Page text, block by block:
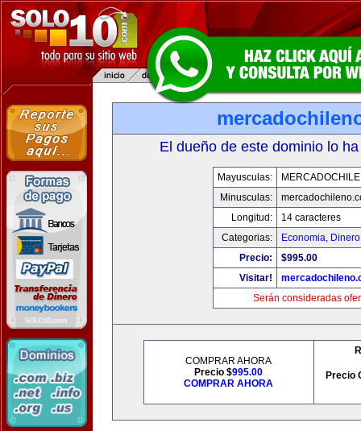
El dueño de este dominio lo
Mayusculas:
Minusculas:
Longitud:
14 caracteres
Categorias:
Economia,
Precio:
$995.00
Visitar!
Serán consideradas
COMPRAR AHORA
Precio $995.00
COMPRAR AHORA
Precio